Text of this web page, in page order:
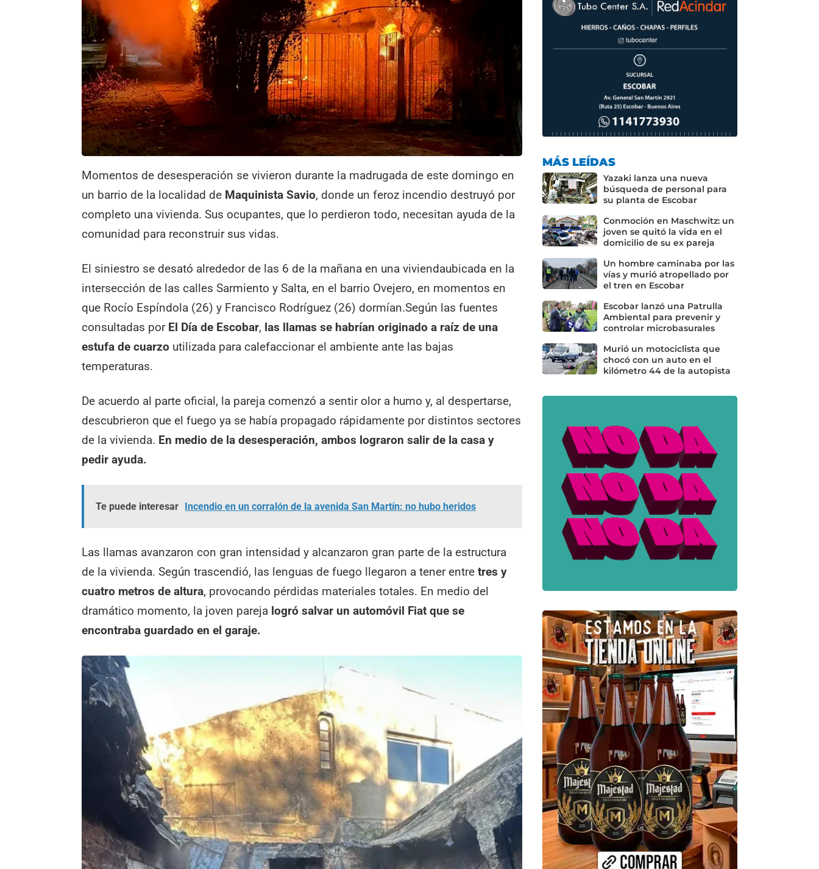
Momentos de desesperación se vivieron durante la madrugada de este domingo en
un barrio de la localidad de Maquinista Savio, donde un feroz incendio destruyó por
completo una vivienda. Sus ocupantes, que lo perdieron todo, necesitan ayuda de la
comunidad para reconstruir sus vidas.
El siniestro se desató alrededor de las 6 de la mañana en una viviendaubicada en la
intersección de las calles Sarmiento y Salta, en el barrio Ovejero, en momentos en
que Rocío Espíndola (26) y Francisco Rodríguez (26) dormían.Según las fuentes
consultadas por El Día de Escobar, las llamas se habrían originado a raíz de una
estufa de cuarzo utilizada para calefaccionar el ambiente ante las bajas
temperaturas.
De acuerdo al parte oficial, la pareja comenzó a sentir olor a humo y, al despertarse,
descubrieron que el fuego ya se había propagado rápidamente por distintos sectores
de la vivienda. En medio de la desesperación, ambos lograron salir de la casa y
pedir ayuda.
Te puede interesar Incendio en un corralón de la avenida San Martín: no hubo heridos
Las llamas avanzaron con gran intensidad y alcanzaron gran parte de la estructura
de la vivienda. Según trascendió, las lenguas de fuego llegaron a tener entretres y
cuatro metros de altura, provocando pérdidas materiales totales. En medio del
dramático momento, la joven pareja logró salvar un automóvil Fiat que se
encontraba guardado en el garaje.
MÁS LEÍDAS
Yazaki lanza una nueva
búsqueda de personal para
su planta de Escobar
Conmoción en Maschwitz: un
joven se quitó la vida en el
domicilio de su ex pareja
Un hombre caminaba por las
vías y murió atropellado por
el tren en Escobar
Escobar lanzó una Patrulla
Ambiental para prevenir y
controlar microbasurales
Murió un motociclista que
chocó con un auto en el
kilómetro 44 de la autopista